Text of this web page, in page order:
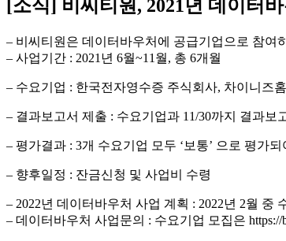
[소식] 비씨티원, 2021년 데이터
– 비씨티원은 데이터바우처에 공급기업으로 참여
– 사업기간 : 2021년 6월~11월, 총 6개월
– 수요기업 : 한국전자영수증 주식회사, 차이니즈
– 결과보고서 제출 : 수요기업과 11/30까지 결과보
– 평가결과 : 3개 수요기업 모두 ‘보통’ 으로 평가
– 향후일정 : 잔금신청 및 사업비 수령
– 2022년 데이터바우처 사업 계획 : 2022년 2월 중
– 데이터바우처 사업문의 : 수요기업 모집은